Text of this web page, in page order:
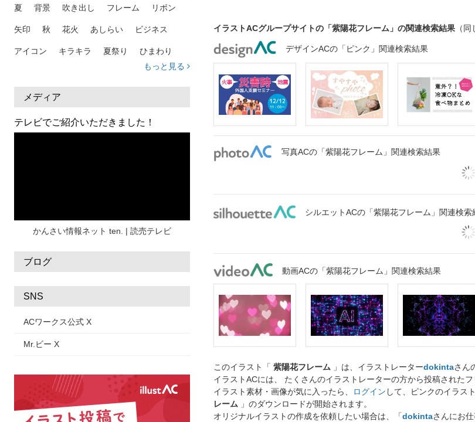
夏 背景 吹き出し フレーム リボン
矢印 秋 花火 あしらい ビジネス
アイコン キラキラ 夏祭り ひまわり
熱中症
人物 暑中見舞い
日本地図 海
もっと見る
メディア
テレビでご紹介いただきました！
かんさい情報ネット ten. | 読売テレビ
ブログ
SNS
ACワークス公式 X
Mr.ビー X
イラストACグループサイトの「紫陽花フレーム」の関連検索結果 （
デザインACの「ピンク」関連検索結果
写真ACの「紫陽花フレーム」関連検索結果
シルエットACの「紫陽花フレーム」関連検索
動画ACの「紫陽花フレーム」関連検索結果
このイラスト「 紫陽花フレーム 」は、イラストレーターdokintaさん
イラストACには、 たくさんのイラストレーターの方から投稿された
イラスト素材・画像が気に入ったら、
ログイン して、ピンクのイラス
レーム 」のダウンロードが開始されます。
オリジナルイラストの作成を依頼したい場合は、「dokintaさんにお